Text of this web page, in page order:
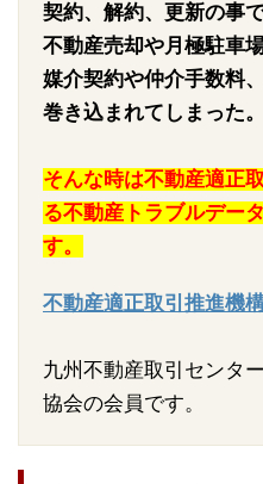
契約、解約、更新の事
不動産売却や月極駐車
媒介契約や仲介手数料
巻き込まれてしまった。
そんな時は不動産適正
る不動産トラブルデー
す。
不動産適正取引推進機
九州不動産取引センタ
協会の会員です。